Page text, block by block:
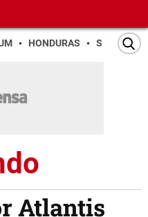
HONDURAS SAN PEDRO
Atlantis